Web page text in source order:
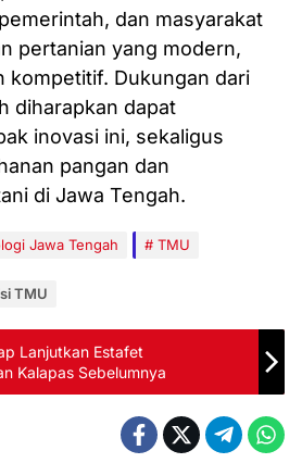
dan masyarakat
pertanian yang modern,
kompetitif. Dukungan dari
diharapkan dapat
inovasi ini, sekaligus
pangan dan
di Jawa Tengah.
Jawa Tengah TMU
TMU
Lanjutkan Estafet
Kalapas Sebelumnya